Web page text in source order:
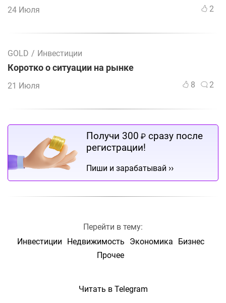
24 Июля 2
GOLD / Инвестиции
Коротко о ситуации на рынке
21 Июля 8 2
Получи 300 ₽ сразу после
регистрации!
Пиши и зарабатывай ››
Перейти в тему:
Инвестиции
Недвижимость Экономика
Бизнес
Прочее
Читать в Telegram